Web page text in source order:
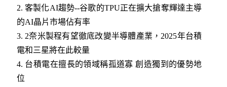
2.客製化AI趨勢--谷歌的TPU正在擴大搶奪輝達主導
的AI晶片市場佔有率
3. 2奈米製程有望徹底改變半導體產業，2025年台積
電和三星將在此較量
4. 台積電在擅長的領域稱孤道寡 創造獨到的優勢地
位